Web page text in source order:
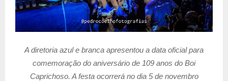
A diretoria azul e branca apresentou a data oficial para
comemoração do aniversário de 109 anos do Boi
Caprichoso. A festa ocorrerá no dia 5 de novembro